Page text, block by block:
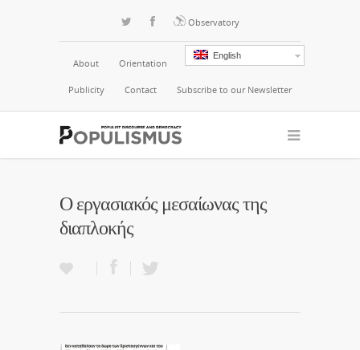
Observatory
English
About Orientation
Publicity Contact Subscribe to our Newsletter
Ο εργασιακός μεσαίωνας της
διαπλοκής